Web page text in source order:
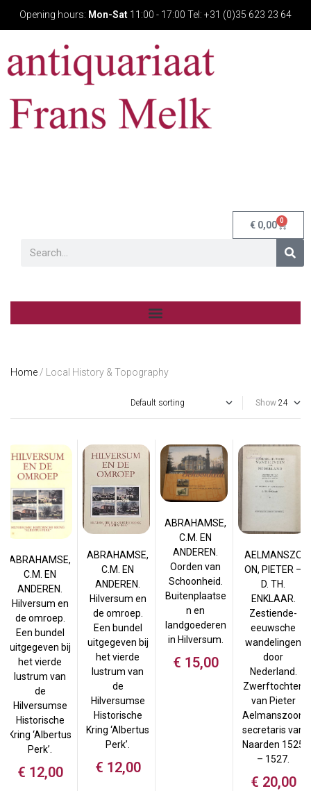
Opening hours: Mon-Sat 11:00 - 17:00 Tel: +31 (0)35 623 23 64
€ 0,00 0
Home / Local History & Topography
Show
ABRAHAMSE,
C.M. EN
ANDEREN.
Hilversum en
de omroep.
Een bundel
uitgegeven bij
het vierde
lustrum van
de
Hilversumse
Historische
Kring ‘Albertus
Perk’.
€ 12,00
ABRAHAMSE,
C.M. EN
ANDEREN.
Hilversum en
de omroep.
Een bundel
uitgegeven bij
het vierde
lustrum van
de
Hilversumse
Historische
Kring ‘Albertus
Perk’.
€ 12,00
ABRAHAMSE,
C.M. EN
ANDEREN.
Oorden van
Schoonheid.
Buitenplaatse
n en
landgoederen
in Hilversum.
€ 15,00
AELMANSZO
ON, PIETER –
D. TH.
ENKLAAR.
Zestiende-
eeuwsche
wandelingen
door
Nederland.
Zwerftochten
van Pieter
Aelmanszoon
secretaris van
Naarden 1525
– 1527.
€ 20,00